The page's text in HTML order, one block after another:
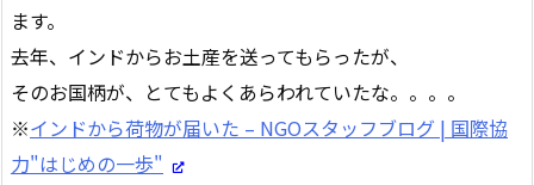
ます。
去年、インドからお土産を送ってもらったが、
そのお国柄が、とてもよくあらわれていたな。。。。
※インドから荷物が届いた – NGOスタッフブログ | 国際協
力"はじめの一歩"